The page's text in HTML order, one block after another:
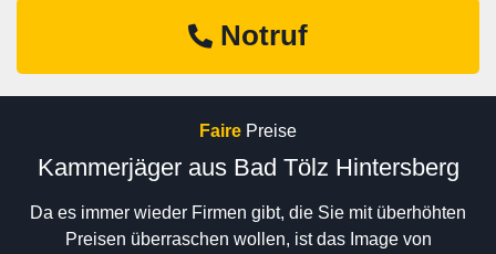
Notruf
Faire Preise
Kammerjäger aus Bad Tölz Hintersberg
Da es immer wieder Firmen gibt, die Sie mit überhöhten
Preisen überraschen wollen, ist das Image von